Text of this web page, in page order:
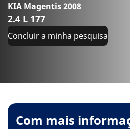
KIA Magentis 2008
2.4 L 177
Concluir a minha pesquisa
Com mais